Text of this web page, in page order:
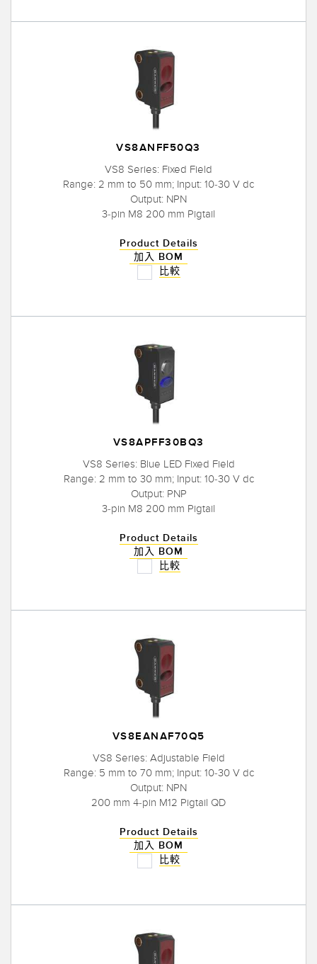
VS8ANFF50Q3
VS8 Series: Fixed Field
Range: 2 mm to 50 mm; Input: 10-30 V dc
Output: NPN
3-pin M8 200 mm Pigtail
Product Details
加入 BOM
比較
VS8APFF30BQ3
VS8 Series: Blue LED Fixed Field
Range: 2 mm to 30 mm; Input: 10-30 V dc
Output: PNP
3-pin M8 200 mm Pigtail
Product Details
加入 BOM
比較
VS8EANAF70Q5
VS8 Series: Adjustable Field
Range: 5 mm to 70 mm; Input: 10-30 V dc
Output: NPN
200 mm 4-pin M12 Pigtail QD
Product Details
加入 BOM
比較